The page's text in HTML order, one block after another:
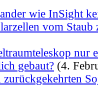
wie InSight
vom Staub
nur
gebaut? (4.
zurückgekehrten